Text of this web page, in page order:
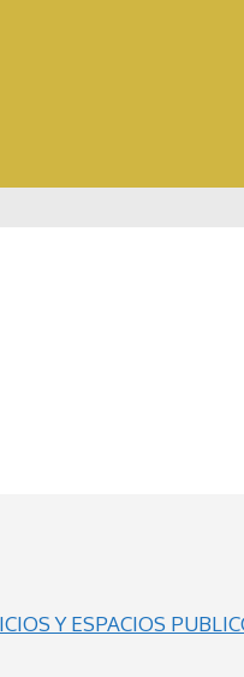
Y ESPACIOS